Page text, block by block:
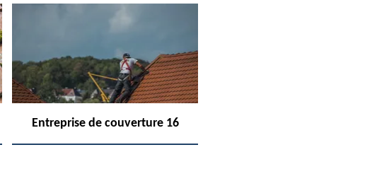
Entreprise de couverture 16